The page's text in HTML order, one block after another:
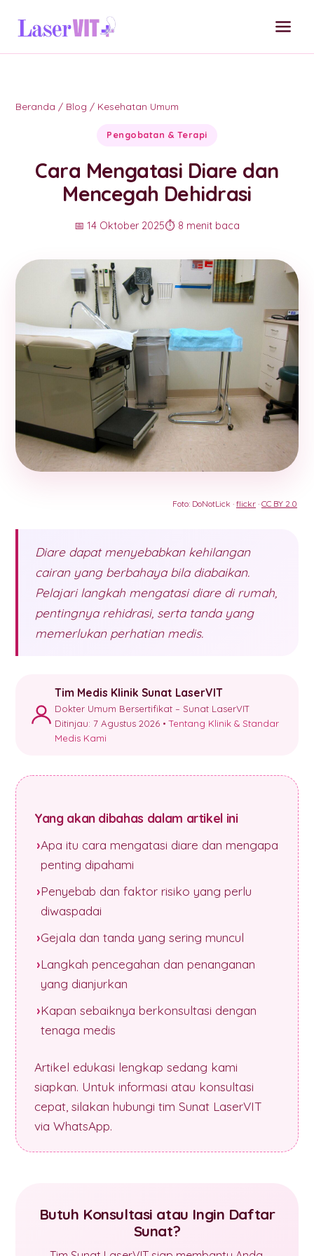
Beranda / Blog / Kesehatan Umum
Pengobatan & Terapi
Cara Mengatasi Diare dan
Mencegah Dehidrasi
📅 14 Oktober 2025⏱️ 8 menit baca
Foto: DoNotLick · flickr · CC BY 2.0
Diare dapat menyebabkan kehilangan
cairan yang berbahaya bila diabaikan.
Pelajari langkah mengatasi diare di rumah,
pentingnya rehidrasi, serta tanda yang
memerlukan perhatian medis.
Tim Medis Klinik Sunat LaserVIT
Dokter Umum Bersertifikat – Sunat LaserVIT
Ditinjau: 7 Agustus 2026 •Tentang Klinik & Standar
Medis Kami
Yang akan dibahas dalam artikel ini
Apa itu cara mengatasi diare dan mengapa
penting dipahami
Penyebab dan faktor risiko yang perlu
diwaspadai
Gejala dan tanda yang sering muncul
Langkah pencegahan dan penanganan
yang dianjurkan
Kapan sebaiknya berkonsultasi dengan
tenaga medis
Artikel edukasi lengkap sedang kami
siapkan. Untuk informasi atau konsultasi
cepat, silakan hubungi tim Sunat LaserVIT
via WhatsApp.
Butuh Konsultasi atau Ingin Daftar
Sunat?